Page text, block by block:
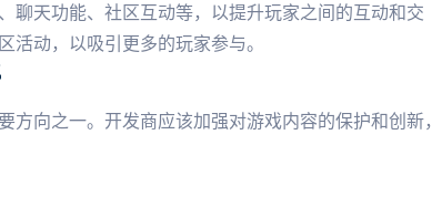
聊天功能、社区互动等，以提升玩家之间的互动和交
动，以吸引更多的玩家参与。
向之一。开发商应该加强对游戏内容的保护和创新，